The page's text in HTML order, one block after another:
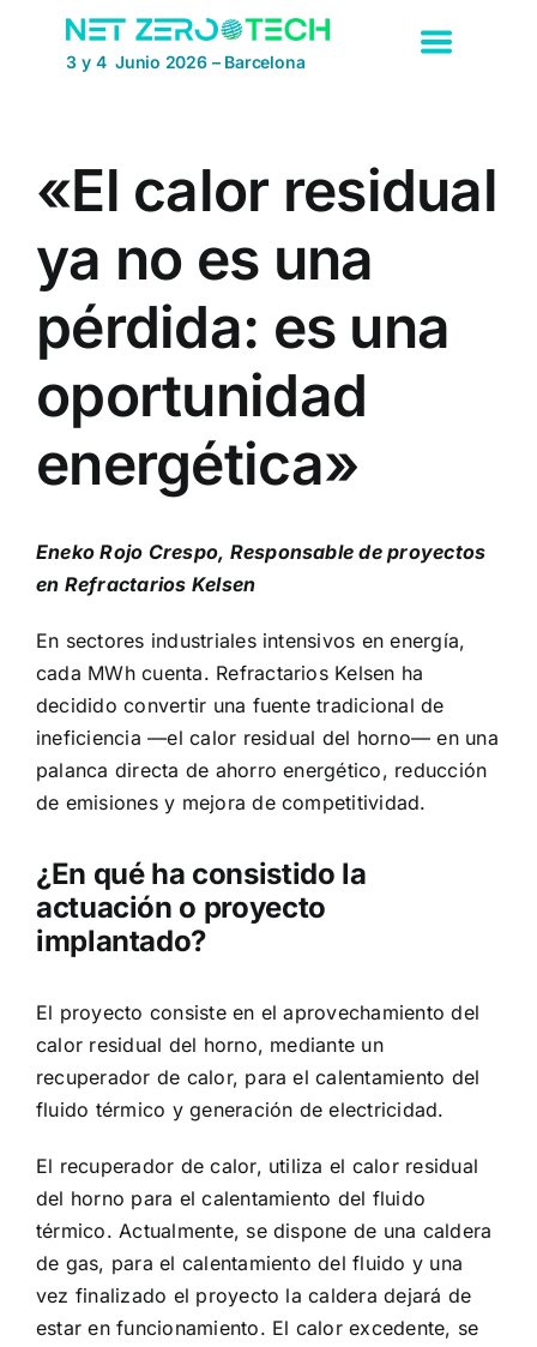
contenido
3 y 4 Junio 2026 – Barcelona
«El calor residual
ya no es una
pérdida: es una
oportunidad
energética»
Eneko Rojo Crespo, Responsable de proyectos
en Refractarios Kelsen
En sectores industriales intensivos en energía,
cada MWh cuenta. Refractarios Kelsen ha
decidido convertir una fuente tradicional de
ineficiencia —el calor residual del horno— en una
palanca directa de ahorro energético, reducción
de emisiones y mejora de competitividad.
¿En qué ha consistido la
actuación o proyecto
implantado?
El proyecto consiste en el aprovechamiento del
calor residual del horno, mediante un
recuperador de calor, para el calentamiento del
fluido térmico y generación de electricidad.
El recuperador de calor, utiliza el calor residual
del horno para el calentamiento del fluido
térmico. Actualmente, se dispone de una caldera
de gas, para el calentamiento del fluido y una
vez finalizado el proyecto la caldera dejará de
estar en funcionamiento. El calor excedente, se